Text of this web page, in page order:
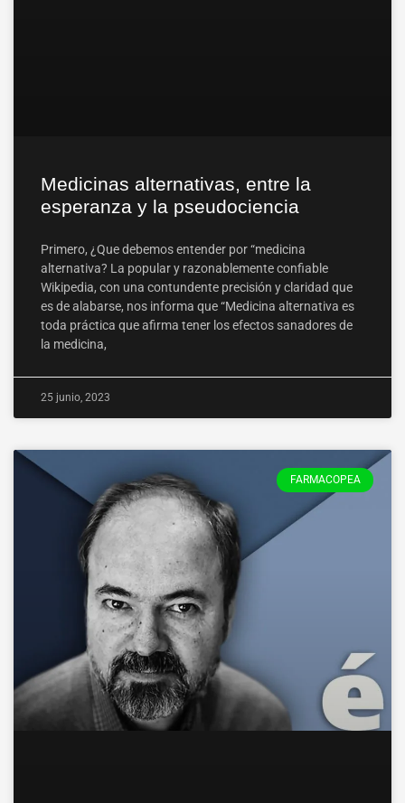
Medicinas alternativas, entre la
esperanza y la pseudociencia
Primero, ¿Que debemos entender por “medicina
alternativa? La popular y razonablemente confiable
Wikipedia, con una contundente precisión y claridad que
es de alabarse, nos informa que “Medicina alternativa es
toda práctica que afirma tener los efectos sanadores de
la medicina,
25 junio, 2023
FARMACOPEA